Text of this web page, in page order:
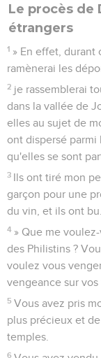
Le procès de
étrangers
1 » En effet, durant
ramènerai les
2 je rassemblerai
dans la vallée de
elles au sujet de
ont dispersé parmi
qu'elles se sont
3 Ils ont tiré mon
garçon pour une
du vin, et ils ont bu.
4 » Que me
des Philistins ?
voulez vous
vengeance sur vos
5 Vous avez pris
plus précieux et
temples.
6